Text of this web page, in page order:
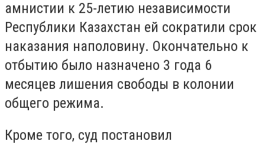
амнистии к 25-летию независимости
Республики Казахстан ей сократили срок
наказания наполовину. Окончательно к
отбытию было назначено 3 года 6
месяцев лишения свободы в колонии
общего режима.
Кроме того, суд постановил